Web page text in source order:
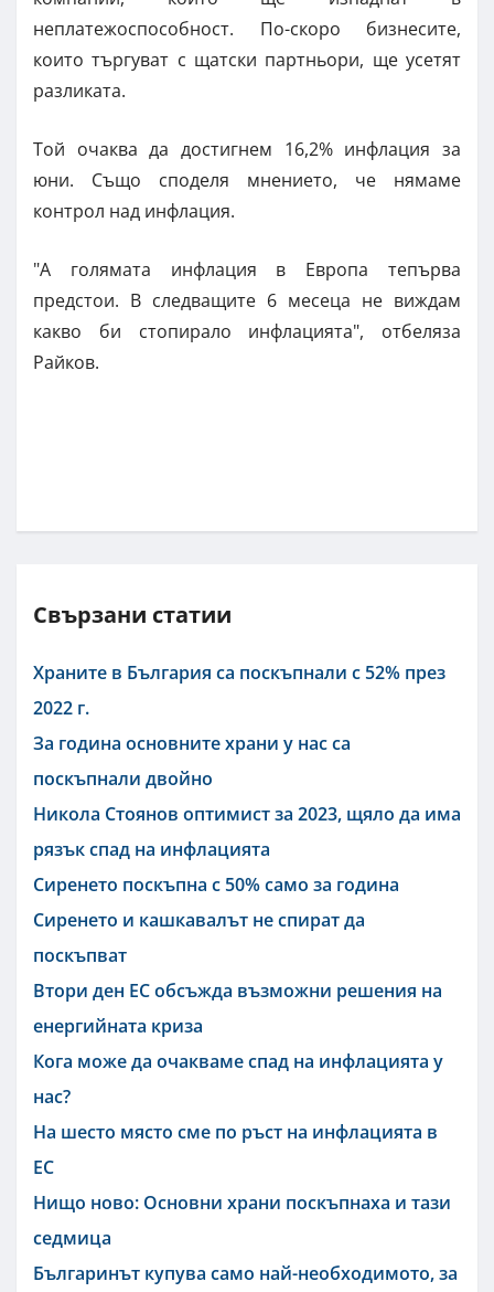
неплатежоспособност. По-скоро бизнесите,
които търгуват с щатски партньори, ще усетят
разликата.
Той очаква да достигнем 16,2% инфлация за
юни. Също споделя мнението, че нямаме
контрол над инфлация.
"А голямата инфлация в Европа тепърва
предстои. В следващите 6 месеца не виждам
какво би стопирало инфлацията", отбеляза
Райков.
Свързани статии
Храните в България са поскъпнали с 52% през
2022 г.
За година основните храни у нас са
поскъпнали двойно
Никола Стоянов оптимист за 2023, щяло да има
рязък спад на инфлацията
Сиренето поскъпна с 50% само за година
Сиренето и кашкавалът не спират да
поскъпват
Втори ден ЕС обсъжда възможни решения на
енергийната криза
Кога може да очакваме спад на инфлацията у
нас?
На шесто място сме по ръст на инфлацията в
ЕС
Нищо ново: Основни храни поскъпнаха и тази
седмица
Българинът купува само най-необходимото, за